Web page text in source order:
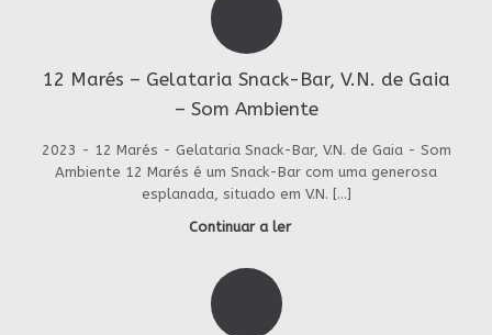
12 Marés – Gelataria Snack-Bar, V.N. de Gaia
– Som Ambiente
2023 - 12 Marés - Gelataria Snack-Bar, V.N. de Gaia - Som
Ambiente 12 Marés é um Snack-Bar com uma generosa
esplanada, situado em V.N. […]
Continuar a ler